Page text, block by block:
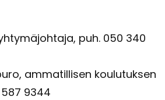
puh. 050 340
am­ma­til­li­sen kou­lu­tuk­sen
9344